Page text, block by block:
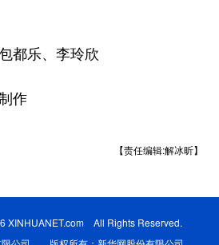
路
山西
乐、李玲欣
作
【责任编辑:解冰昕】
XINHUANET.com All Rights Reserved.